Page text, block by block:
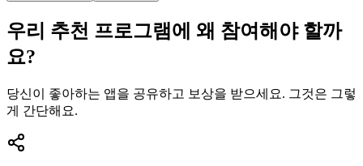
우리 추천 프로그램에 왜 참여해야 할까
요?
당신이 좋아하는 앱을 공유하고 보상을 받으세요. 그것은 그렇
게 간단해요.